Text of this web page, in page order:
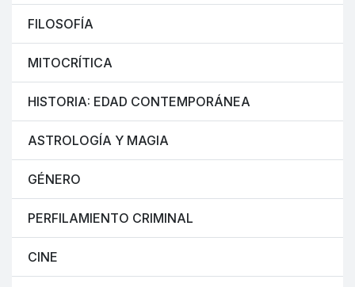
FILOSOFÍA
MITOCRÍTICA
HISTORIA: EDAD CONTEMPORÁNEA
ASTROLOGÍA Y MAGIA
GÉNERO
PERFILAMIENTO CRIMINAL
CINE